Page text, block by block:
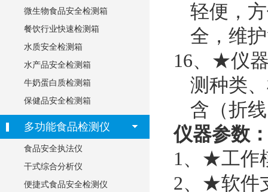
微生物食品安全检测箱
餐饮行业快速检测箱
水质安全检测箱
水产品安全检测箱
牛奶蛋白质检测箱
保健品安全检测箱
多功能食品检测仪
食品安全执法仪
干式综合分析仪
便捷式食品安全检测仪
轻便，
全，维
16、★仪
测种类
含（折
仪器参数
1、★工作
2、★软件